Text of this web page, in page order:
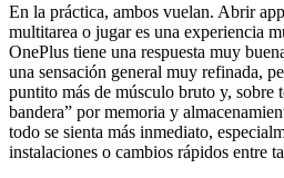
En la práctica, ambos vuelan. Abrir
multitarea o jugar es una experiencia
OnePlus tiene una respuesta muy
una sensación general muy refinada,
puntito más de músculo bruto y, sobre
bandera” por memoria y
todo se sienta más inmediato,
instalaciones o cambios rápidos entre